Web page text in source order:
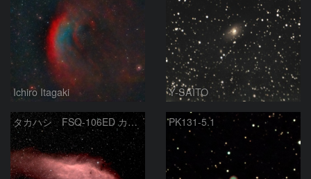
Ichiro Itagaki Y-SAITO
タカハシ FSQ-106ED カリフォルニア星雲 PK131-5.1